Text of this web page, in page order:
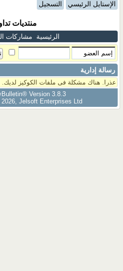
الإستايل الرئيسي التسجيل
منتديات
الرئيسية مشاركات
رسالة إدارية
عذرا. هناك مشكلة فى ملفات الكوكيز لديك.
Version 3.8.3
Jelsoft Enterprises Ltd.